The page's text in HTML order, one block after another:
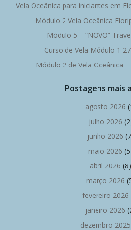
Vela Oceânica para iniciantes em
Módulo 2 Vela Oceânica
Módulo 5 – “NOVO”
Curso de Vela Módulo 1
Módulo 2 de Vela Oceânica
Postagens mais
agosto 2026
julho 2026
junho 2026
maio 2026
abril 2026 (8)
março 2026
fevereiro 2026
janeiro 2026
dezembro 2025